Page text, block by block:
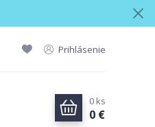
Prihlásenie
0 ks
0 €